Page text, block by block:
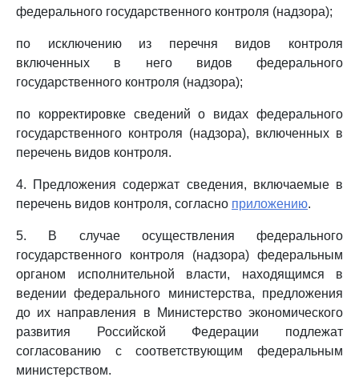
федерального государственного контроля (надзора);
по исключению из перечня видов контроля
включенных в него видов федерального
государственного контроля (надзора);
по корректировке сведений о видах федерального
государственного контроля (надзора), включенных в
перечень видов контроля.
4. Предложения содержат сведения, включаемые в
перечень видов контроля, согласно приложению.
5. В случае осуществления федерального
государственного контроля (надзора) федеральным
органом исполнительной власти, находящимся в
ведении федерального министерства, предложения
до их направления в Министерство экономического
развития Российской Федерации подлежат
согласованию с соответствующим федеральным
министерством.